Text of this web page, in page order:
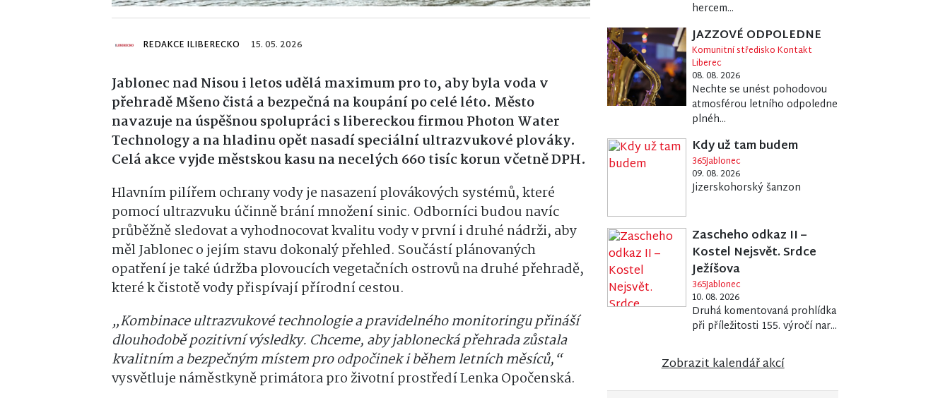
REDAKCE ILIBERECKO 15. 05. 2026
Jablonec nad Nisou i letos udělá maximum pro to, aby byla voda v
přehradě Mšeno čistá a bezpečná na koupání po celé léto. Město
navazuje na úspěšnou spolupráci s libereckou firmou Photon Water
Technology a na hladinu opět nasadí speciální ultrazvukové plováky.
Celá akce vyjde městskou kasu na necelých 660 tisíc korun včetně DPH.
Hlavním pilířem ochrany vody je nasazení plovákových systémů, které
pomocí ultrazvuku účinně brání množení sinic. Odborníci budou navíc
průběžně sledovat a vyhodnocovat kvalitu vody v první i druhé nádrži, aby
měl Jablonec o jejím stavu dokonalý přehled. Součástí plánovaných
opatření je také údržba plovoucích vegetačních ostrovů na druhé přehradě,
které k čistotě vody přispívají přírodní cestou.
„Kombinace ultrazvukové technologie a pravidelného monitoringu přináší
dlouhodobě pozitivní výsledky. Chceme, aby jablonecká přehrada zůstala
kvalitním a bezpečným místem pro odpočinek i během letních měsíců,“
vysvětluje náměstkyně primátora pro životní prostředí Lenka Opočenská.
hercem...
JAZZOVÉ ODPOLEDNE
Komunitní středisko Kontakt
Liberec
08. 08. 2026
Nechte se unést pohodovou
atmosférou letního odpoledne
plnéh...
Kdy už tam budem
365Jablonec
09. 08. 2026
Jizerskohorský šanzon
Zascheho odkaz II –
Kostel Nejsvět. Srdce
Ježíšova
365Jablonec
10. 08. 2026
Druhá komentovaná prohlídka
při příležitosti 155. výročí nar...
Zobrazit kalendář akcí